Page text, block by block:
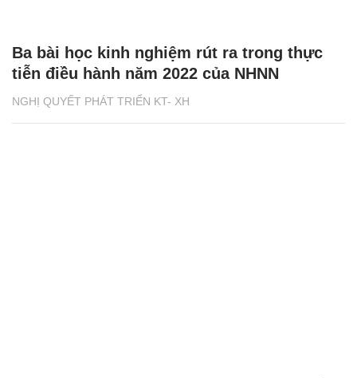
NGHỊ QUYẾT PHÁT TRIỂN KT- XH
Ba bài học kinh nghiệm rút ra trong thực
tiễn điều hành năm 2022 của NHNN